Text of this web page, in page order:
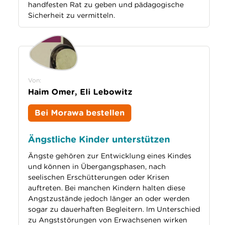
handfesten Rat zu geben und pädagogische
Sicherheit zu vermitteln.
Von:
Haim Omer, Eli Lebowitz
Bei Morawa bestellen
Ängstliche Kinder unterstützen
Ängste gehören zur Entwicklung eines Kindes
und können in Übergangsphasen, nach
seelischen Erschütterungen oder Krisen
auftreten. Bei manchen Kindern halten diese
Angstzustände jedoch länger an oder werden
sogar zu dauerhaften Begleitern. Im Unterschied
zu Angststörungen von Erwachsenen wirken